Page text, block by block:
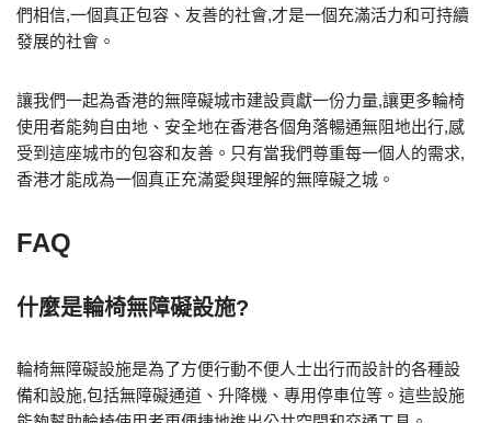
們相信,一個真正包容、友善的社會,才是一個充滿活力和可持續
發展的社會。
讓我們一起為香港的無障礙城市建設貢獻一份力量,讓更多輪椅
使用者能夠自由地、安全地在香港各個角落暢通無阻地出行,感
受到這座城市的包容和友善。只有當我們尊重每一個人的需求,
香港才能成為一個真正充滿愛與理解的無障礙之城。
FAQ
什麼是輪椅無障礙設施?
輪椅無障礙設施是為了方便行動不便人士出行而設計的各種設
備和設施,包括無障礙通道、升降機、專用停車位等。這些設施